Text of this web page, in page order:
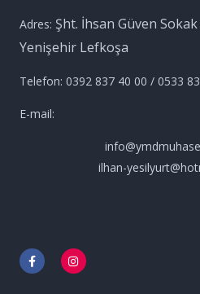
Adres: Şht. İhsan Güven Sokak
Yenişehir Lefkoşa
Telefon: 0392 837 40 00 / 0533
E-mail:
ilhan-
F
a
c
I
n
s